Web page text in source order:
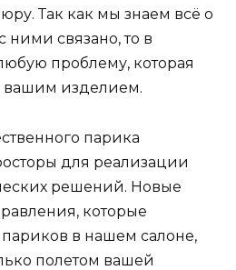
Так как мы знаем всё о
ними связано, то в
проблему, которая
вашим изделием.
парика
для реализации
решений. Новые
которые
в нашем салоне,
полетом вашей